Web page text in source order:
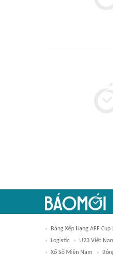
Bảng Xếp Hạng AFF Cup
Logistic
U23 Việt
Xổ Số Miền Nam